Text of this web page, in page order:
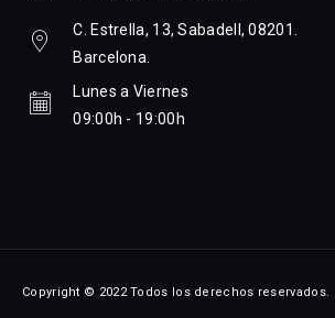
C. Estrella, 13, Sabadell, 08201.
Barcelona.
Lunes a Viernes
09:00h - 19:00h
Copyright © 2022 Todos los derechos reservados.